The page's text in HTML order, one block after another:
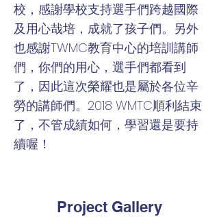
校，感謝學校支持選手們跨越國際
及用心哉培，成就了孩子們。另外
也感謝TWMC教育中心的培訓講師
們，你們的用心，選手們都看到
了，因此這次榮耀也是屬於各位辛
勞的講師們。2018 WMTC順利結束
了，不管成績如何，學習還是要持
續喔！
Project Gallery